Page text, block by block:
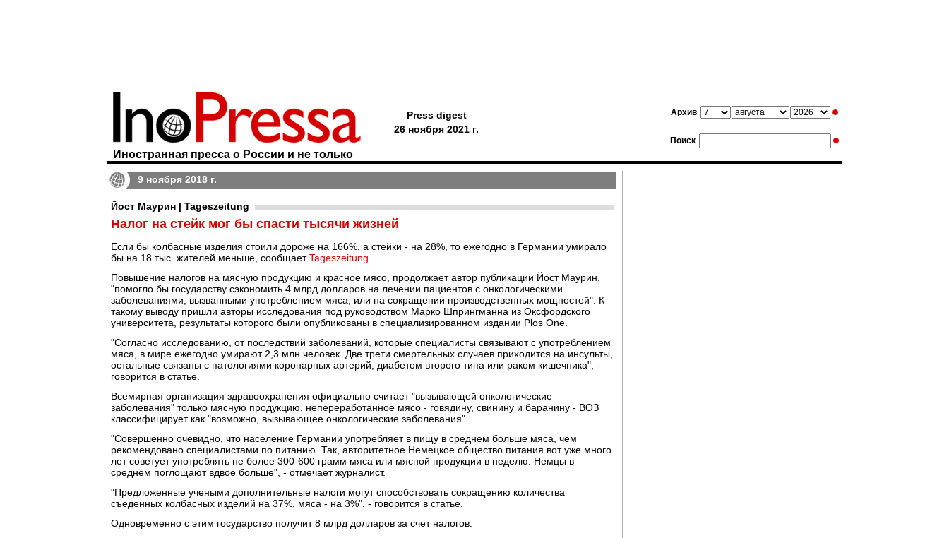
Архив
Поиск
Иностранная пресса о России и не только
Press digest
26 ноября 2021 г.
9 ноября 2018 г.
Йост Маурин | Tageszeitung
Налог на стейк мог бы спасти тысячи жизней
Если бы колбасные изделия стоили дороже на 166%, а стейки - на 28%, то ежегодно в Германии умирало
бы на 18 тыс. жителей меньше, сообщаетTageszeitung
Повышение налогов на мясную продукцию и красное мясо, продолжает автор публикации Йост Маурин,
"помогло бы государству сэкономить 4 млрд долларов на лечении пациентов с онкологическими
заболеваниями, вызванными употреблением мяса, или на сокращении производственных мощностей". К
такому выводу пришли авторы исследования под руководством Марко Шпрингманна из Оксфордского
университета, результаты которого были опубликованы в специализированном издании Plos One.
"Согласно исследованию, от последствий заболеваний, которые специалисты связывают с употреблением
мяса, в мире ежегодно умирают 2,3 млн человек. Две трети смертельных случаев приходится на инсульты,
остальные связаны с патологиями коронарных артерий, диабетом второго типа или раком кишечника", -
говорится в статье.
Всемирная организация здравоохранения официально считает "вызывающей онкологические
заболевания" только мясную продукцию, непереработанное мясо - говядину, свинину и баранину - ВОЗ
классифицирует как "возможно, вызывающее онкологические заболевания".
"Совершенно очевидно, что население Германии употребляет в пищу в среднем больше мяса, чем
рекомендовано специалистами по питанию. Так, авторитетное Немецкое общество питания вот уже много
лет советует употреблять не более 300-600 грамм мяса или мясной продукции в неделю. Немцы в
среднем поглощают вдвое больше", - отмечает журналист.
"Предложенные учеными дополнительные налоги могут способствовать сокращению количества
съеденных колбасных изделий на 37%, мяса - на 3%", - говорится в статье.
Одновременно с этим государство получит 8 млрд долларов за счет налогов.